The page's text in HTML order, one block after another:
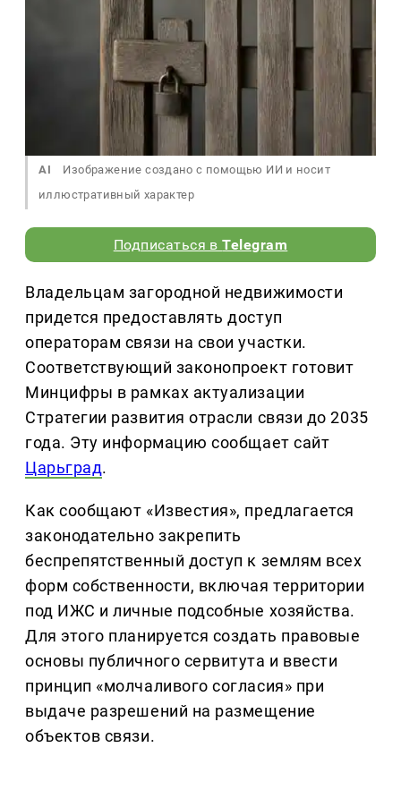
AI
Изображение создано с помощью ИИ и носит
иллюстративный характер
Подписаться вTelegram
Владельцам загородной недвижимости
придется предоставлять доступ
операторам связи на свои участки.
Соответствующий законопроект готовит
Минцифры в рамках актуализации
Стратегии развития отрасли связи до 2035
года. Эту информацию сообщает сайт
Царьград.
Как сообщают «Известия», предлагается
законодательно закрепить
беспрепятственный доступ к землям всех
форм собственности, включая территории
под ИЖС и личные подсобные хозяйства.
Для этого планируется создать правовые
основы публичного сервитута и ввести
принцип «молчаливого согласия» при
выдаче разрешений на размещение
объектов связи.